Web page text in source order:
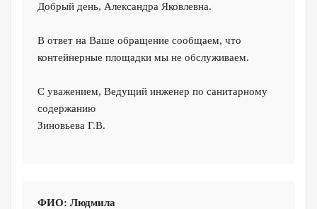
Добрый день, Александра Яковлевна.
В ответ на Ваше обращение сообщаем, что
контейнерные площадки мы не обслуживаем.
С уважением, Ведущий инженер по санитарному
содержанию
Зиновьева Г.В.
ФИО: Людмила